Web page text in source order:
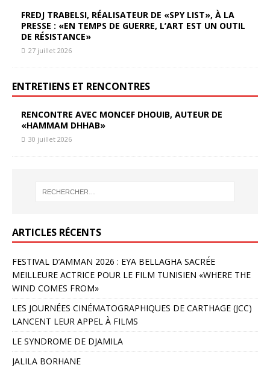
FREDJ TRABELSI, RÉALISATEUR DE «SPY LIST», À LA
PRESSE : «EN TEMPS DE GUERRE, L’ART EST UN OUTIL
DE RÉSISTANCE»
27 juillet 2026
ENTRETIENS ET RENCONTRES
RENCONTRE AVEC MONCEF DHOUIB, AUTEUR DE
«HAMMAM DHHAB»
30 juillet 2026
ARTICLES RÉCENTS
FESTIVAL D’AMMAN 2026 : EYA BELLAGHA SACRÉE
MEILLEURE ACTRICE POUR LE FILM TUNISIEN «WHERE THE
WIND COMES FROM»
LES JOURNÉES CINÉMATOGRAPHIQUES DE CARTHAGE (JCC)
LANCENT LEUR APPEL À FILMS
LE SYNDROME DE DJAMILA
JALILA BORHANE